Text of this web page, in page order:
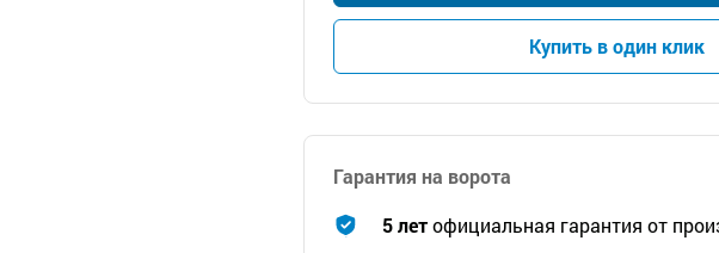
Купить в один клик
Гарантия на ворота
5 летофициальная гарантия от